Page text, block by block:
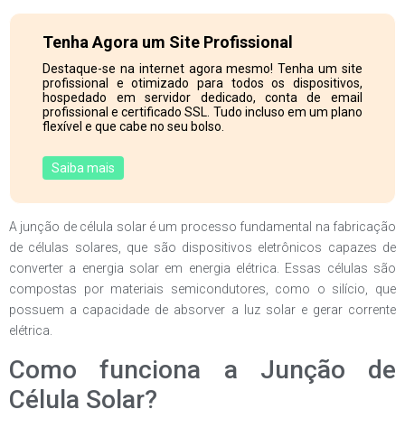
Tenha Agora um Site Profissional
Destaque-se na internet agora mesmo! Tenha um site
profissional e otimizado para todos os dispositivos,
hospedado em servidor dedicado, conta de email
profissional e certificado SSL. Tudo incluso em um plano
flexível e que cabe no seu bolso.
Saiba mais
A junção de célula solar é um processo fundamental na fabricação
de células solares, que são dispositivos eletrônicos capazes de
converter a energia solar em energia elétrica. Essas células são
compostas por materiais semicondutores, como o silício, que
possuem a capacidade de absorver a luz solar e gerar corrente
elétrica.
Como funciona a Junção de
Célula Solar?